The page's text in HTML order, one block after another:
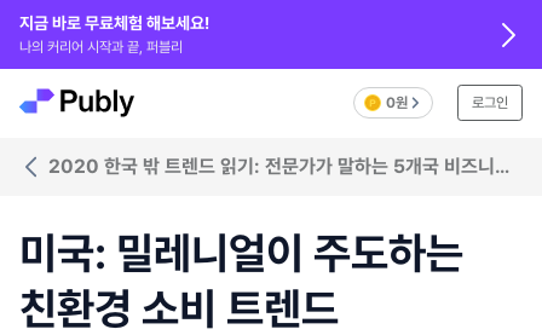
지금 바로 무료체험 해보세요!
나의 커리어 시작과 끝, 퍼블리
0원 로그인
2020 한국 밖 트렌드 읽기: 전문가가 말하는 5개국 비즈니스
미국: 밀레니얼이 주도하는
친환경 소비 트렌드